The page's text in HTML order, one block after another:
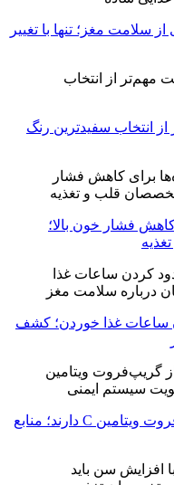
سلامت مغز؛ تنها با تغییر
انتخاب سفیدترین رنگ
فشار خون بالا؛
ساعات غذا خوردن؛ کشف
۷ ماده غذایی که بیشتر از گریپ‌فروت ویتامین C دارند؛ منابع